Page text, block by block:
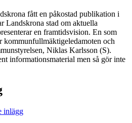
fått en påkostad publikation i
Landskrona stad om aktuella
en framtidsvision. En som
kommunfullmäktigeledamoten och
Niklas Karlsson (S).
informationsmaterial men så gör inte
inlägg